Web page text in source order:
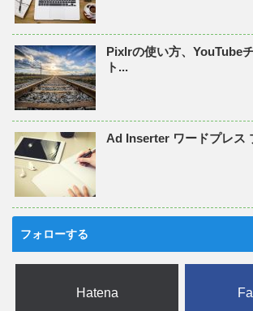
Pixlrの使い方、YouTube
ト...
Ad Inserter ワードプレス
フォローする
Hatena